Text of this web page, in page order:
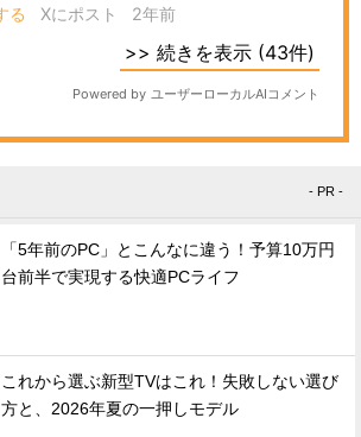
- PR -
「5年前のPC」とこんなに違う！予算10万円
台前半で実現する快適PCライフ
これから選ぶ新型TVはこれ！失敗しない選び
方と、2026年夏の一押しモデル